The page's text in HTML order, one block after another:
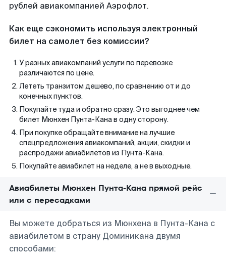
рублей авиакомпанией Аэрофлот.
Как еще сэкономить используя электронный
билет на самолет без комиссии?
У разных авиакомпаний услуги по перевозке
различаются по цене.
Лететь транзитом дешево, по сравнению от и до
конечных пунктов.
Покупайте туда и обратно сразу. Это выгоднее чем
билет Мюнхен Пунта-Кана в одну сторону.
При покупке обращайте внимание на лучшие
спецпредложения авиакомпаний, акции, скидки и
распродажи авиабилетов из Пунта-Кана.
Покупайте авиабилет на неделе, а не в выходные.
Авиабилеты Мюнхен Пунта-Кана прямой рейс
или с пересадками
Вы можете добраться из Мюнхена в Пунта-Кана с
авиабилетом в страну Доминикана двумя
способами: